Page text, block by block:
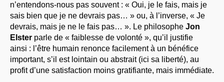
n’entendons-nous pas souvent : « Oui, je le fais, mais je
sais bien que je ne devrais pas… » ou, à l’inverse, « Je
devrais, mais je ne le fais pas… ». Le philosophe Jon
Elster parle de « faiblesse de volonté », qu’il justifie
ainsi : l’être humain renonce facilement à un bénéfice
important, s’il est lointain ou abstrait (ici sa liberté), au
profit d’une satisfaction moins gratifiante, mais immédiate.